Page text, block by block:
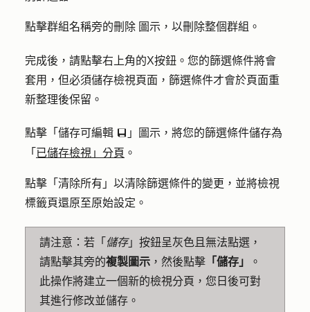
點擊群組名稱旁的刪除 圖示 ，以刪除整個群組。
完成後，請點擊右上角的X按鈕。您的篩選條件將會
套用，但必須儲存檢視頁面，篩選條件才會於頁面重
新整理後保留。
點擊「 儲存可編輯 saveEditableView 」 圖示 ，將您的篩選條件儲存為
「 已儲存檢視」分頁 。
點擊「 清除所有 」以清除篩選條件的變更，並將檢視
標籤頁還原至原始設定。
請注意： 若「 儲存」按鈕呈灰色且無法點選，
請點擊其旁的複製圖示 ，然後點擊 「儲存」
。
此操作將建立一個新的檢視分頁，您日後可對
其進行修改並儲存。